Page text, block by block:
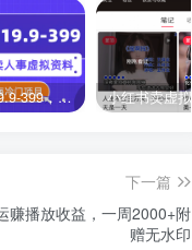
一单收益19.9-399，一个蓝海冷门项目，在小红书上卖人事虚拟资料
下一篇
赚播放收益，一周2000+附
赠无水印